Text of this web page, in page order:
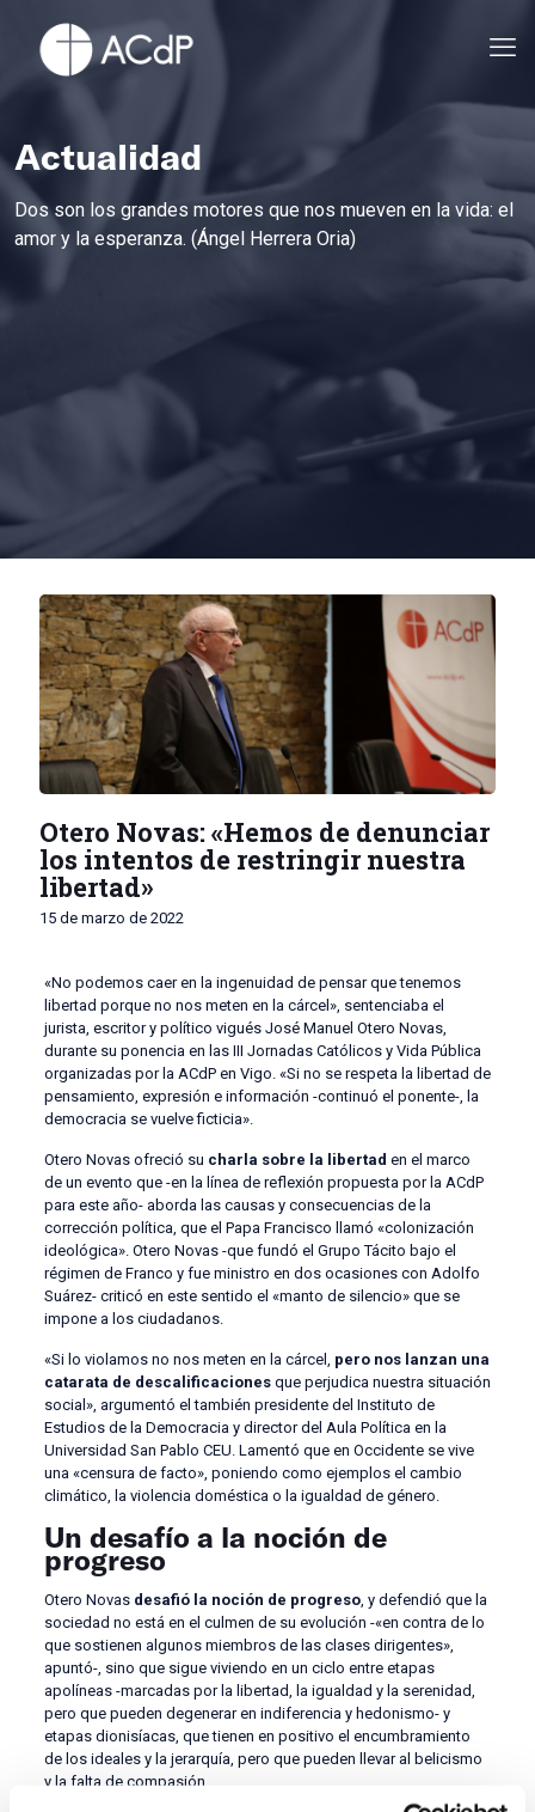
Actualidad
Dos son los grandes motores que nos mueven en la vida: el
amor y la esperanza. (Ángel Herrera Oria)
Otero Novas: «Hemos de denunciar
los intentos de restringir nuestra
libertad»
15 de marzo de 2022
«No podemos caer en la ingenuidad de pensar que tenemos
libertad porque no nos meten en la cárcel», sentenciaba el
jurista, escritor y político vigués José Manuel Otero Novas,
durante su ponencia en las III Jornadas Católicos y Vida Pública
organizadas por la ACdP en Vigo. «Si no se respeta la libertad de
pensamiento, expresión e información -continuó el ponente-, la
democracia se vuelve ficticia».
Otero Novas ofreció su charla sobre la libertad en el marco
de un evento que -en la línea de reflexión propuesta por la ACdP
para este año- aborda las causas y consecuencias de la
corrección política, que el Papa Francisco llamó «colonización
ideológica». Otero Novas -que fundó el Grupo Tácito bajo el
régimen de Franco y fue ministro en dos ocasiones con Adolfo
Suárez- criticó en este sentido el «manto de silencio» que se
impone a los ciudadanos.
«Si lo violamos no nos meten en la cárcel, pero nos lanzan una
catarata de descalificaciones que perjudica nuestra situación
social», argumentó el también presidente del Instituto de
Estudios de la Democracia y director del Aula Política en la
Universidad San Pablo CEU. Lamentó que en Occidente se vive
una «censura de facto», poniendo como ejemplos el cambio
climático, la violencia doméstica o la igualdad de género.
Un desafío a la noción de
progreso
Otero Novas desafió la noción de progreso, y defendió que la
sociedad no está en el culmen de su evolución -«en contra de lo
que sostienen algunos miembros de las clases dirigentes»,
apuntó-, sino que sigue viviendo en un ciclo entre etapas
apolíneas -marcadas por la libertad, la igualdad y la serenidad,
pero que pueden degenerar en indiferencia y hedonismo- y
etapas dionisíacas, que tienen en positivo el encumbramiento
de los ideales y la jerarquía, pero que pueden llevar al belicismo
y la falta de compasión.